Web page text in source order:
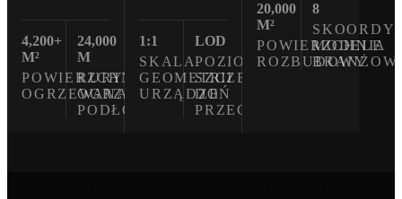
4,200+
M²
POWIERZCHNIA
OGRZEWANA
24,000
M
RURY
OGRZEWANIA
PODŁOGOWEGO
1:1
SKALA
GEOMETRII
URZĄDZEŃ
LOD
POZIOM
SZCZEGÓŁOWOŚCI
DO
PRZEGLĄDU
20,000
M²
POWIERZCHNIA
ROZBUDOWY
8
MODELE